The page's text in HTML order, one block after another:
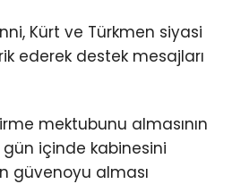
Kürt ve Türkmen siyasi
ederek destek mesajları
mektubunu almasının
içinde kabinesini
güvenoyu alması